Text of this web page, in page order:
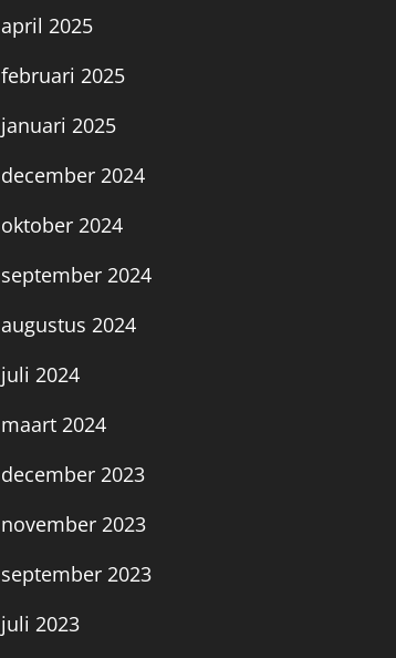
april 2025
februari 2025
januari 2025
december 2024
oktober 2024
september 2024
augustus 2024
juli 2024
maart 2024
december 2023
november 2023
september 2023
juli 2023